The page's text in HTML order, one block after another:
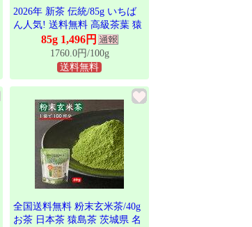
2026年 新茶 伝統/85g いちば
ん人気! 送料無料 高級茶葉 猿
島茶 さしま茶 茨城県 名産品
クリックポスト 松田製茶 日本
茶インストラクター考案 ブラ
ックアーチ農法で作りました
お茶農家の愛用茶 新茶に切り
替わりました
85g 1,496円
1760.0円/100g
送料無料
全国送料無料 粉末玄米茶/40g
お茶 日本茶 猿島茶 茨城県 名